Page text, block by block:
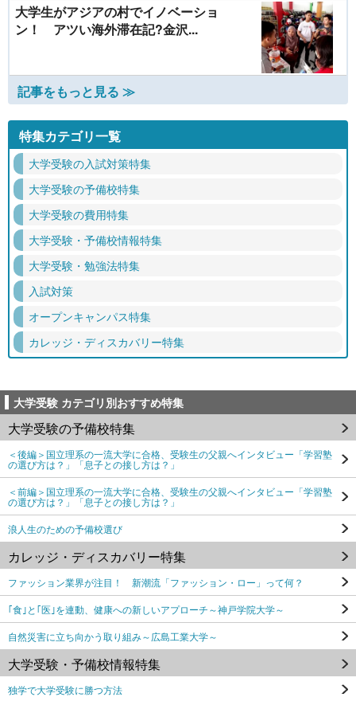
大学生がアジアの村でイノベーショ
ン！ アツい海外滞在記?金沢...
記事をもっと見る ≫
特集カテゴリ一覧
大学受験の入試対策特集
大学受験の予備校特集
大学受験の費用特集
大学受験・予備校情報特集
大学受験・勉強法特集
入試対策
オープンキャンパス特集
カレッジ・ディスカバリー特集
大学受験 カテゴリ別おすすめ特集
大学受験の予備校特集
＜後編＞国立理系の一流大学に合格、受験生の父親へインタビュー「学習塾
の選び方は？」「息子との接し方は？」
＜前編＞国立理系の一流大学に合格、受験生の父親へインタビュー「学習塾
の選び方は？」「息子との接し方は？」
浪人生のための予備校選び
カレッジ・ディスカバリー特集
ファッション業界が注目！ 新潮流「ファッション・ロー」って何？
｢食｣と｢医｣を連動、健康への新しいアプローチ～神戸学院大学～
自然災害に立ち向かう取り組み～広島工業大学～
大学受験・予備校情報特集
独学で大学受験に勝つ方法